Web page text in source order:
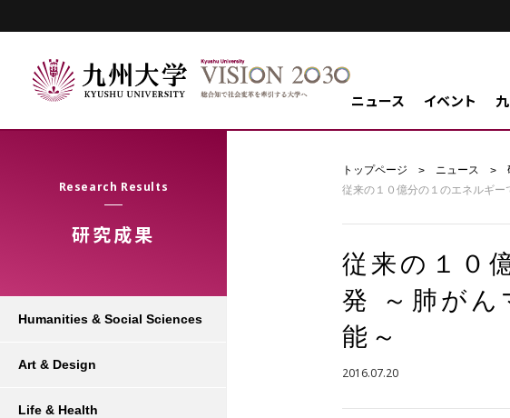
ニュース イベント
Research Results
研究成果
トップページ ニュース
従来の１０億分の１のエネルギ
従来の１０
発 ～肺がん
能～
2016.07.20
Humanities & Social Sciences
Art & Design
Life & Health